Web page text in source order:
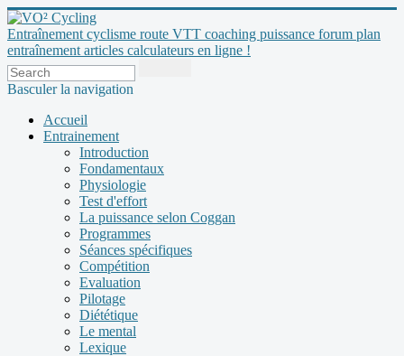
Entraînement cyclisme route VTT coaching puissance forum plan
entraînement articles calculateurs en ligne !
Basculer la navigation
Accueil
Entrainement
Introduction
Fondamentaux
Physiologie
Test d'effort
La puissance selon Coggan
Programmes
Séances spécifiques
Compétition
Evaluation
Pilotage
Diététique
Le mental
Lexique